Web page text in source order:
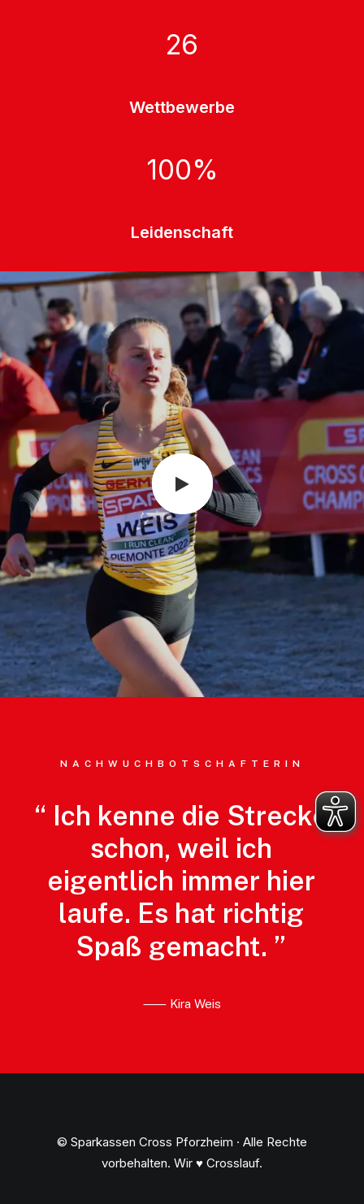
26
Wettbewerbe
100%
Leidenschaft
NACHWUCHBOTSCHAFTERIN
“ Ich kenne die Strecke
schon, weil ich
eigentlich immer hier
laufe. Es hat richtig
Spaß gemacht. ”
⸺ Kira Weis
© Sparkassen Cross Pforzheim · Alle Rechte
vorbehalten. Wir ♥ Crosslauf.